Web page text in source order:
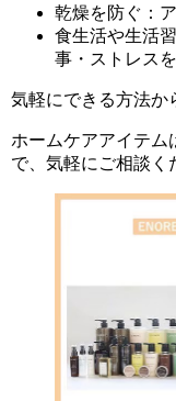
乾燥を防ぐ：
食生活や生活
事・ストレス
気軽にできる方法か
ホームケアアイテ
で、気軽にご相談く